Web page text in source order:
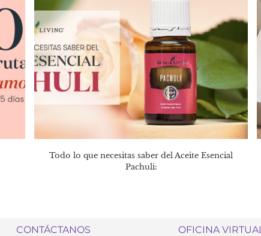
Todo lo que necesitas saber del Aceite Esencial
Pachuli:
CONTÁCTANOS OFICINA VIRTUAL